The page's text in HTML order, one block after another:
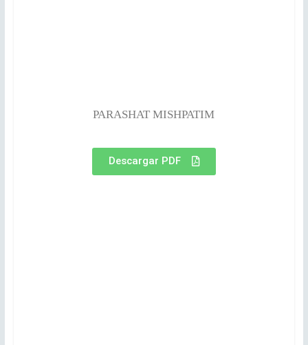
PARASHAT MISHPATIM
Descargar PDF